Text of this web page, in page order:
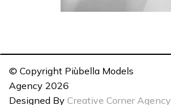
© Copyright Piùbella Models
Agency 2026
Designed By Creative Corner Agency